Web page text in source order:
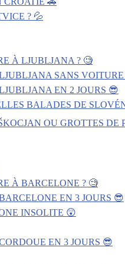
? 💦
À LJUBLJANA ? 🧐
SANS VOITURE
EN 2 JOURS 😎
BALADES DE
OU GROTTES DE
À BARCELONE ? 🧐
EN 3 JOURS 😎
INSOLITE 😲
EN 3 JOURS 😎